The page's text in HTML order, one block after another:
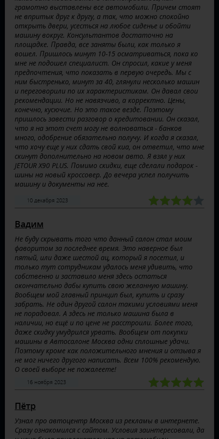
грамотно выставлены все автомобили. Причем стоят
не впритык друг к другу, а так, что можно спокойно
открыть двери, усесться на любое сиденье и обойти
машину вокруг. Консультантов достаточно на
площадке. Правда, все заняты были, как только я
вошел. Пришлось минут 10-15 осматриваться, пока ко
мне не подошел специалист. Он спросил, какие у меня
предпочтения, что показать в первую очередь. Мы с
ним быстренько, минут за 40, глянули несколько машин
и переговорили по их характеристикам. Он давал свои
рекомендации. Но не навязчиво, а корректно. Цены,
конечно, кусючие. Но это такое везде. Поэтому
пришлось завести разговор о кредитовании. Он сказал,
что я на этот счет могу не волноваться - банков
много, одобрение обязательно получу. И когда я сказал,
что хочу еще у них сдать свой киа, он ответил, что мне
скинут дополнительно на новом авто. Я взял у них
JETOUR X90 PLUS. Помимо скидки, еще сделали подарок -
шины на новый кроссовер. До вечера успел получить
машину и документы на нее.
10 декабря 2023
Вадим
Не буду скрывать того что данный салон стал моим
фаворитом за последнее время. Это наверное был
пятый, или даже шестой ац, который я посетил, и
только тут сотрудникам удалось меня удивить, что
собственно и заставило меня здесь остаться
окончательно дабы купить свою желанную машину.
Вообщем мой главный принцип был, купить и сразу
забрать. Не один другой салон такими условиями меня
не порадовал. А здесь не только машина была в
наличии, но ещё и по цене не расстроили. Более того,
даже скидку умудрился урвать. Вообщем от покупки
машины в Автосалоне Москва одни сплошные удачи.
Поэтому кроме как положительного мнения и отзыва я
не мог ничего другого написать. Всем 100% рекомендую.
О своей выборе не пожалеете!
16 ноября 2023
Пётр
Узнал про автоцентр Москва из рекламы в интернете.
Сразу ознакомился с сайтом. Условия заинтересовали, да